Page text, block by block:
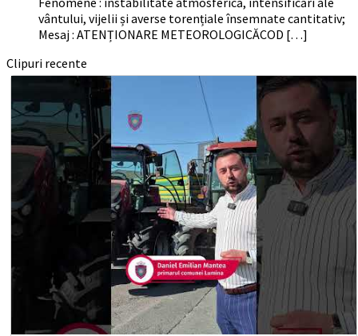
vântului, vijelii și averse torențiale însemnate cantitativ;
Mesaj : ATENȚIONARE METEOROLOGICĂCOD […]
Clipuri recente